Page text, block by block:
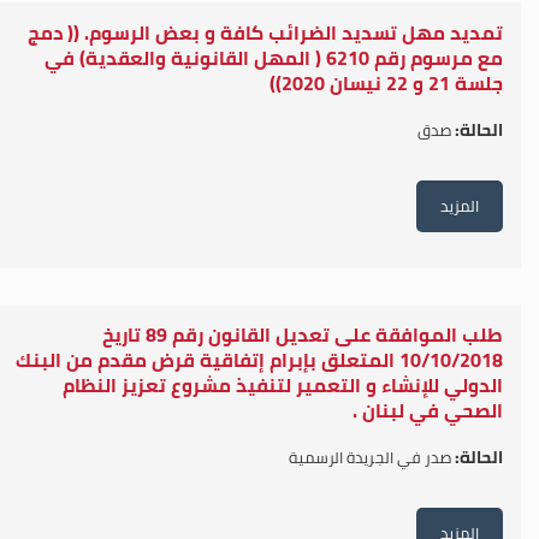
تمديد مهل تسديد الضرائب كافة و بعض الرسوم. (( دمج
مع مرسوم رقم 6210 ( المهل القانونية والعقدية) في
جلسة 21 و 22 نيسان 2020))
الحالة:صدق
المزيد
طلب الموافقة على تعديل القانون رقم 89 تاريخ
10/10/2018 المتعلق بإبرام إتفاقية قرض مقدم من البنك
الدولي للإنشاء و التعمير لتنفيذ مشروع تعزيز النظام
الصحي في لبنان .
الحالة:صدر في الجريدة الرسمية
المزيد